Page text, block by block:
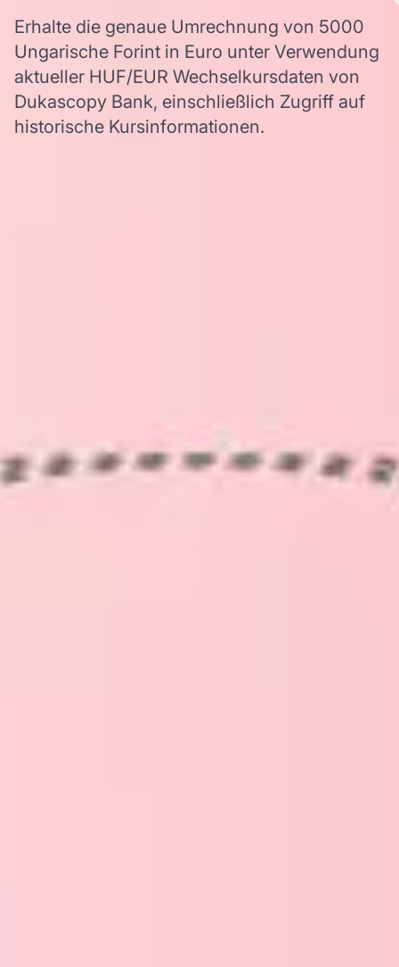
Erhalte die genaue Umrechnung von 5000
Ungarische Forint in Euro unter Verwendung
aktueller HUF/EUR Wechselkursdaten von
Dukascopy Bank, einschließlich Zugriff auf
historische Kursinformationen.